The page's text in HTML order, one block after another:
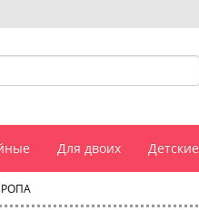
Для двоих Детские